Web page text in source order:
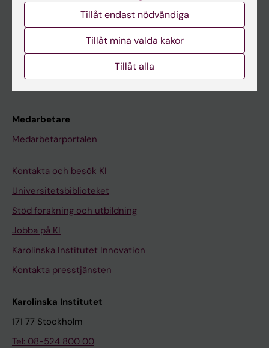
Kurs- och programwebbar
Student på KI
Medarbetare
Medarbetarportalen
Kontakta och besök KI
Universitetsbiblioteket
Stöd forskning och utbildning
Jobba på KI
Karolinska Institutet Innovation
Kontakta presstjänsten
Karolinska Institutet
171 77 Stockholm
Tel: 08-524 800 00
Tillåt endast nödvändiga
Tillåt mina valda kakor
Tillåt alla